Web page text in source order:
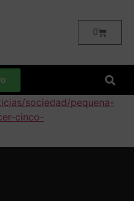
0
sociedad/pequena-
cinco-